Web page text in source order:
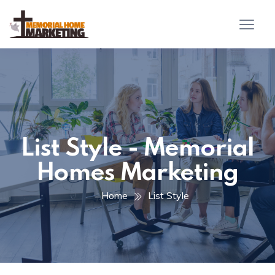
List Style - Memorial
Homes Marketing
Home List Style